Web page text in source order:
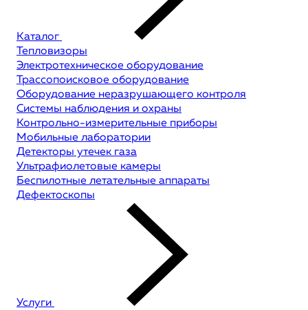
Каталог
Тепловизоры
Электротехническое оборудование
Трассопоисковое оборудование
Оборудование неразрушающего контроля
Системы наблюдения и охраны
Контрольно-измерительные приборы
Мобильные лаборатории
Детекторы утечек газа
Ультрафиолетовые камеры
Беспилотные летательные аппараты
Дефектоскопы
Услуги